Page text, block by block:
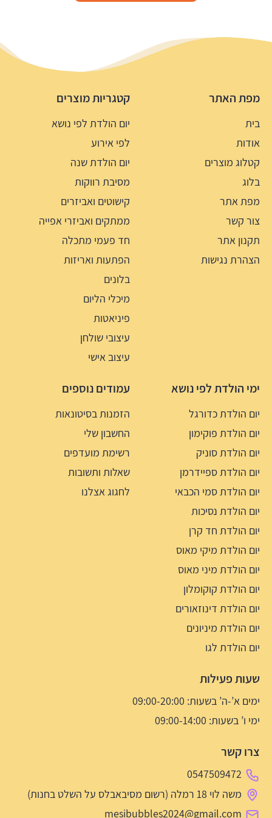
מפת האתר
בית
אודות
קטלוג מוצרים
בלוג
מפת אתר
צור קשר
תקנון אתר
הצהרת נגישות
קטגריות מוצרים
יום הולדת לפי נושא
לפי אירוע
יום הולדת שנה
מסיבת רווקות
קישוטים ואביזרים
ממתקים ואביזרי אפייה
חד פעמי מתכלה
הפתעות ואריזות
בלונים
מיכלי הליום
פיניאטות
עיצובי שולחן
עיצוב אישי
ימי הולדת לפי נושא
יום הולדת כדורגל
יום הולדת פוקימון
יום הולדת סוניק
יום הולדת ספיידרמן
יום הולדת סמי הכבאי
יום הולדת נסיכות
יום הולדת חד קרן
יום הולדת מיקי מאוס
יום הולדת מיני מאוס
יום הולדת קוקומלון
יום הולדת דינוזאורים
יום הולדת מיניונים
יום הולדת לגו
עמודים נוספים
הזמנות בסיטונאות
החשבון שלי
רשימת מועדפים
שאלות ותשובות
לחגוג אצלנו
שעות פעילות
ימים א’-ה’ בשעות: 09:00-20:00
ימי ו’ בשעות: 09:00-14:00
צרו קשר
0547509472
משה לוי 18 רמלה (רשום מסיבאבלס על השלט בחנות)
mesibubbles2024@gmail.com